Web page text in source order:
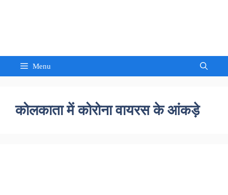
Menu
कोलकाता में कोरोना वायरस के आंकड़े